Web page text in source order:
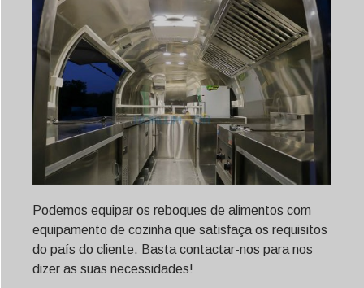
Podemos equipar os reboques de alimentos com
equipamento de cozinha que satisfaça os requisitos
do país do cliente. Basta contactar-nos para nos
dizer as suas necessidades!